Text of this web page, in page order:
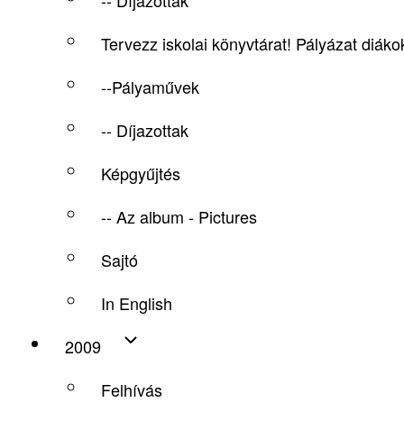
Tervezz iskolai könyvtárat! Pályázat
--Pályaművek
-- Díjazottak
Képgyűjtés
-- Az album - Pictures
Sajtó
In English
2009
Felhívás